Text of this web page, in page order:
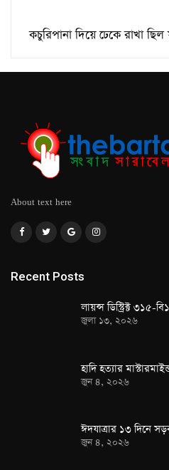
কচুরিপানা দিয়ে ঢেকে রাখা
About text here
Recent Posts
লায়ন্স ডিস্ট্রিক্ট
জুলা ১৩, ২০২৬
হাদি হত্যার
জুন ৪, ২০২৬
ঈদযাত্রার ১৩ দিনে
জুন ৪, ২০২৬